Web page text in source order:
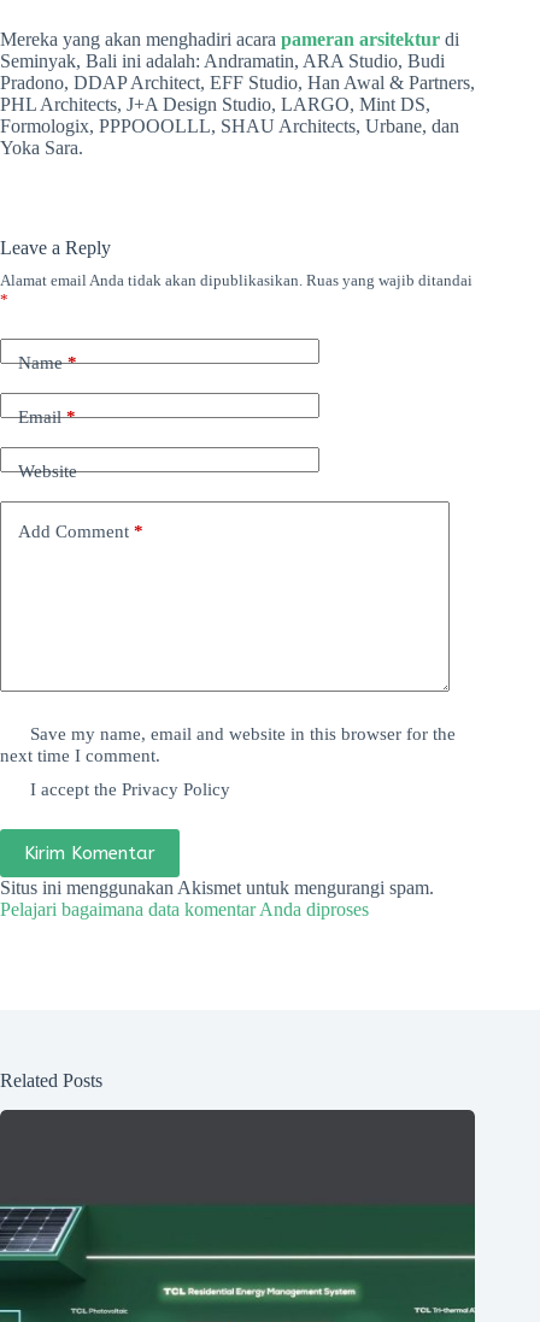
Mereka yang akan menghadiri acara pameran arsitektur di
Seminyak, Bali ini adalah: Andramatin, ARA Studio, Budi
Pradono, DDAP Architect, EFF Studio, Han Awal & Partners,
PHL Architects, J+A Design Studio, LARGO, Mint DS,
Formologix, PPPOOOLLL, SHAU Architects, Urbane, dan
Yoka Sara.
Leave a Reply
Alamat email Anda tidak akan dipublikasikan. Ruas yang wajib ditandai
*
Name*
Email*
Website
Add Comment *
Save my name, email and website in this browser for the
next time I comment.
I accept thePrivacy Policy
Kirim Komentar
Situs ini menggunakan Akismet untuk mengurangi spam.
Pelajari bagaimana data komentar Anda diproses
Related Posts